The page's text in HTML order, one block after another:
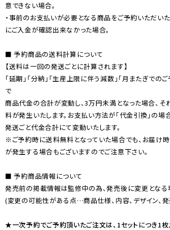
意できない場合。
・事前のお支払いが必要となる商品をご予約いただい
にご入金が確認出来なかった場合。
■ 予約商品の送料計算について
【送料は一回の発送ごとに計算されます】
「延期」「分納」「生産上限に伴う減数」「月またぎでの
で
商品代金の合計が変動し、3万円未満となった場合、
料が発生いたします。お支払い方法が「代金引換」の場
※ご予約時に送料無料となっていた場合でも、お届け
が発生する場合もございますのでご注意下さい。
■ 予約商品情報について
発売前の掲載情報は監修中の為、発売後に変更となる
(変更の可能性がある点…商品仕様、内容、デザイン、
★一次予約でご予約頂いたご注文は、1セットにつき1